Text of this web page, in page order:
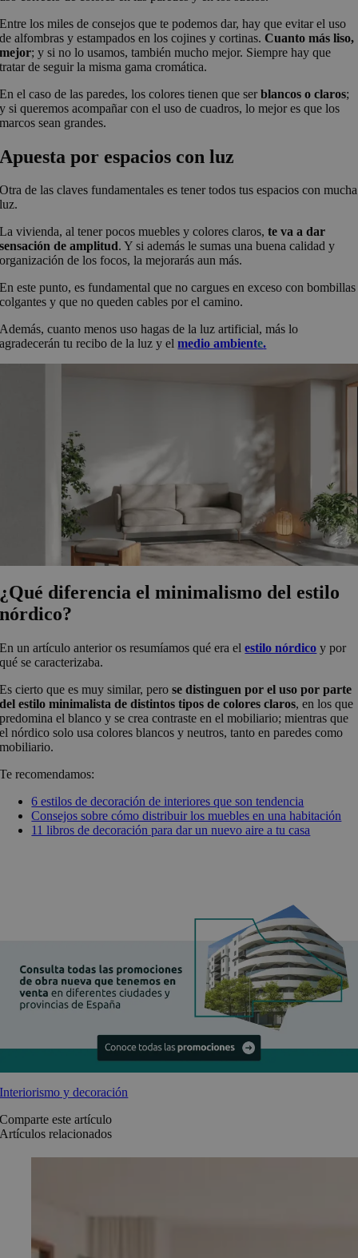
Entre los miles de consejos que te podemos dar, hay que evitar el uso
de alfombras y estampados en los cojines y cortinas.Cuanto más liso,
mejor; y si no lo usamos, también mucho mejor. Siempre hay que
tratar de seguir la misma gama cromática.
En el caso de las paredes, los colores tienen que serblancos o claros;
y si queremos acompañar con el uso de cuadros, lo mejor es que los
marcos sean grandes.
Apuesta por espacios con luz
Otra de las claves fundamentales es tener todos tus espacios con mucha
luz.
La vivienda, al tener pocos muebles y colores claros,te va a dar
sensación de amplitud. Y si además le sumas una buena calidad y
organización de los focos, la mejorarás aun más.
En este punto, es fundamental que no cargues en exceso con bombillas
colgantes y que no queden cables por el camino.
Además, cuanto menos uso hagas de la luz artificial, más lo
agradecerán tu recibo de la luz y elmedio ambiente.
¿Qué diferencia el minimalismo del estilo
nórdico?
En un artículo anterior os resumíamos qué era elestilo nórdico y por
qué se caracterizaba.
Es cierto que es muy similar, perose distinguen por el uso por parte
del estilo minimalista de distintos tipos de colores claros, en los que
predomina el blanco y se crea contraste en el mobiliario; mientras que
el nórdico solo usa colores blancos y neutros, tanto en paredes como
mobiliario.
Te recomendamos:
6 estilos de decoración de interiores que son tendencia
Consejos sobre cómo distribuir los muebles en una habitación
11 libros de decoración para dar un nuevo aire a tu casa
Interiorismo y decoración
Comparte este artículo
Artículos relacionados